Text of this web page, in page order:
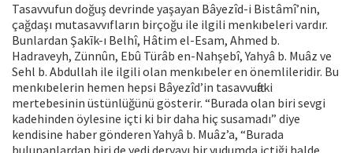
Tasavvufun doğuş devrinde yaşayan Bâyezîd-i Bistâmî’nin,
çağdaşı mutasavvıfların birçoğu ile ilgili menkıbeleri vardır.
Bunlardan Şakīk-ı Belhî, Hâtim el-Esam, Ahmed b.
Hadraveyh, Zünnûn, Ebû Türâb en-Nahşebî, Yahyâ b. Muâz ve
Sehl b. Abdullah ile ilgili olan menkıbeler en önemlileridir. Bu
menkıbelerin hemen hepsi Bâyezîd’in tasavvuftaki
mertebesinin üstünlüğünü gösterir. “Burada olan biri sevgi
kadehinden öylesine içti ki bir daha hiç susamadı” diye
kendisine haber gönderen Yahyâ b. Muâz’a, “Burada